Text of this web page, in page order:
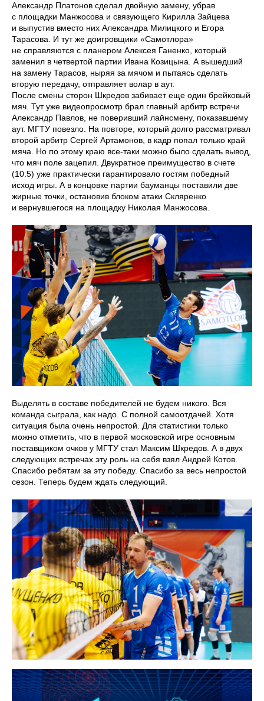
Александр Платонов сделал двойную замену, убрав
с площадки Манжосова и связующего Кирилла Зайцева
и выпустив вместо них Александра Милицкого и Егора
Тарасова. И тут же доигровщики «Самотлора»
не справляются с планером Алексея Ганенко, который
заменил в четвертой партии Ивана Козицына. А вышедший
на замену Тарасов, ныряя за мячом и пытаясь сделать
вторую передачу, отправляет волар в аут.
После смены сторон Шкредов забивает еще один брейковый
мяч. Тут уже видеопросмотр брал главный арбитр встречи
Александр Павлов, не поверивший лайнсмену, показавшему
аут. МГТУ повезло. На повторе, который долго рассматривал
второй арбитр Сергей Артамонов, в кадр попал только край
мяча. Но по этому краю все-таки можно было сделать вывод,
что мяч поле зацепил. Двукратное преимущество в счете
(10:5) уже практически гарантировало гостям победный
исход игры. А в концовке партии бауманцы поставили две
жирные точки, остановив блоком атаки Скляренко
и вернувшегося на площадку Николая Манжосова.
Выделять в составе победителей не будем никого. Вся
команда сыграла, как надо. С полной самоотдачей. Хотя
ситуация была очень непростой. Для статистики только
можно отметить, что в первой московской игре основным
поставщиком очков у МГТУ стал Максим Шкредов. А в двух
следующих встречах эту роль на себя взял Андрей Котов.
Спасибо ребятам за эту победу. Спасибо за весь непростой
сезон. Теперь будем ждать следующий.